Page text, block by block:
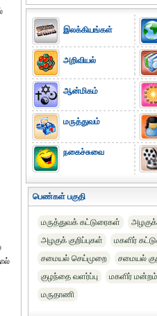
இலக்கியங்கள்
அறிவியல்
ஆன்மிகம்
மருத்துவம்
நகைச்சுவை
பெண்கள் பகுதி
மருத்துவக் கட்டுரைகள்
அழகுக் குறிப்புகள்
மகளிர்
சமையல் செய்முறை
சமையல்
குழந்தை வளர்ப்பு
மகளிர் மன்றம்
மருதாணி